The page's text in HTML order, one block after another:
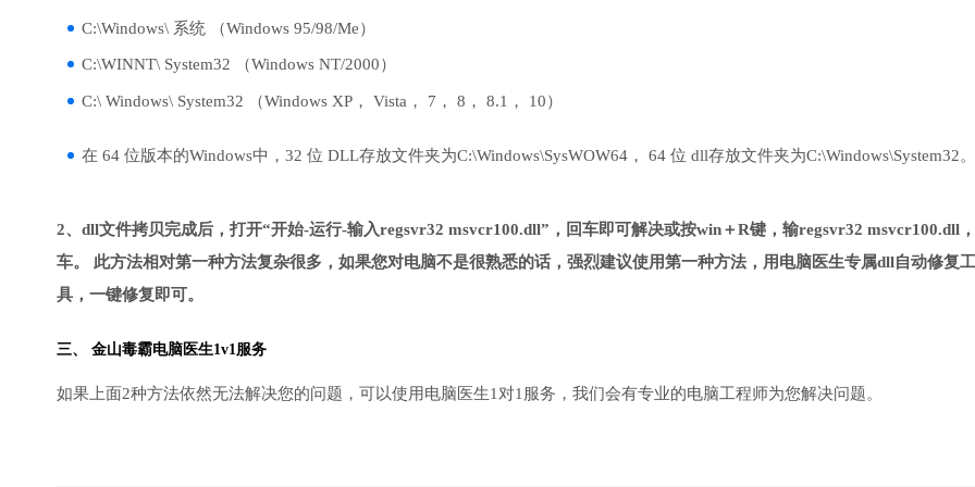
C:\Windows\ 系统 （Windows 95/98/Me）
C:\WINNT\ System32 （Windows NT/2000）
C:\ Windows\ System32 （Windows XP， Vista， 7， 8， 8.1， 10）
在 64 位版本的Windows中，32 位 DLL存放文件夹为C:\Windows\SysWOW64， 64 位 dll存放文件夹为C:\Windows\System32。
2、dll文件拷贝完成后，打开“开始-运行-输入regsvr32 msvcr100.dll”，回车即可解决或按win＋R键，输regsvr32 msvcr100.dll
车。 此方法相对第一种方法复杂很多，如果您对电脑不是很熟悉的话，强烈建议使用第一种方法，用电脑医生专属dll自动修复工
具，一键修复即可。
三、 金山毒霸电脑医生1v1服务
如果上面2种方法依然无法解决您的问题，可以使用电脑医生1对1服务，我们会有专业的电脑工程师为您解决问题。